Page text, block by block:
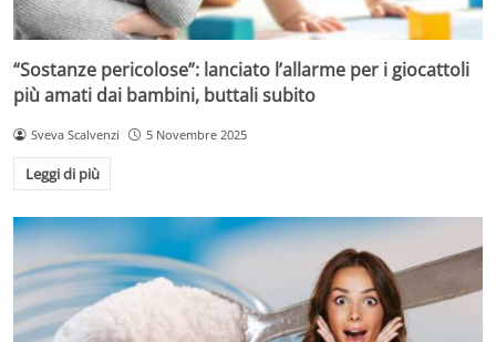
“Sostanze pericolose”: lanciato l’allarme per i giocattoli
più amati dai bambini, buttali subito
Sveva Scalvenzi 5 Novembre 2025
Leggi di più